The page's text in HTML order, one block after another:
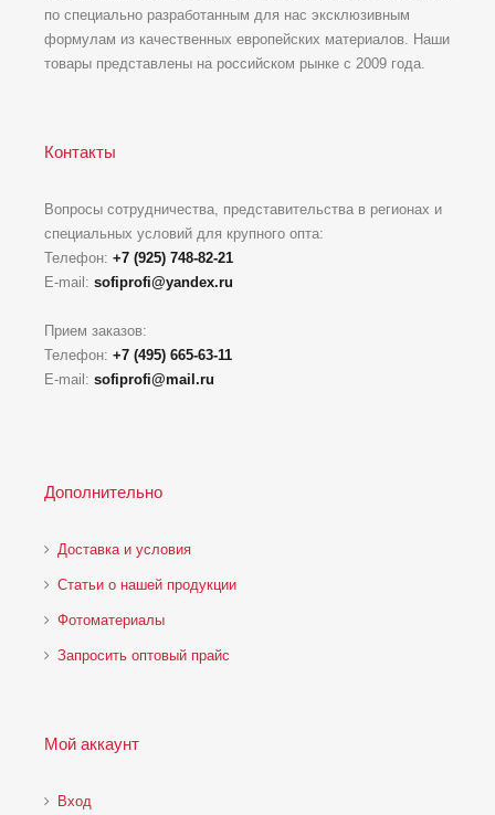
по специально разработанным для нас эксклюзивным
формулам из качественных европейских материалов. Наши
товары представлены на российском рынке с 2009 года.
Контакты
Вопросы сотрудничества, представительства в регионах и
специальных условий для крупного опта:
Телефон: +7 (925) 748-82-21
E-mail: sofiprofi@yandex.ru
Прием заказов:
Телефон: +7 (495) 665-63-11
E-mail: sofiprofi@mail.ru
Дополнительно
Доставка и условия
Статьи о нашей продукции
Фотоматериалы
Запросить оптовый прайс
Мой аккаунт
Вход